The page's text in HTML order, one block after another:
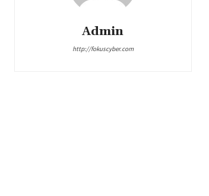
Admin
http://fokuscyber.com